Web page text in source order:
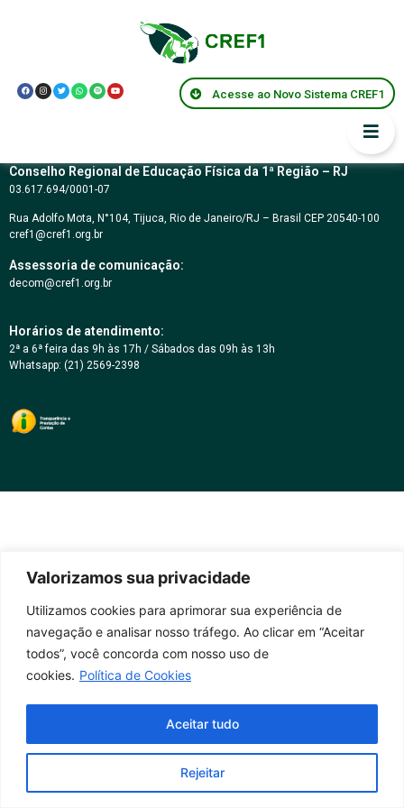
Valorizamos sua privacidade
Utilizamos cookies para aprimorar sua experiência de
navegação e analisar nosso tráfego. Ao clicar em “Aceitar
todos”, você concorda com nosso uso de
cookies. Política de Cookies
Rejeitar
Aceitar tudo
Acesse ao Novo Sistema CREF1
Podcast CLÁUDIO
BOSCHI
Conselho Regional de Educação Física da 1ª Região – RJ
03.617.694/0001-07
Rua Adolfo Mota, N°104, Tijuca, Rio de Janeiro/RJ – Brasil CEP 20540-100
cref1@cref1.org.br
Assessoria de comunicação:
decom@cref1.org.br
Horários de atendimento:
2ª a 6ª feira das 9h às 17h / Sábados das 09h às 13h
Whatsapp: (21) 2569-2398